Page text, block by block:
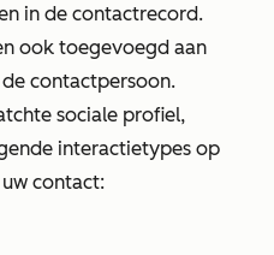
in de contactrecord.
ook toegevoegd aan
contactpersoon.
sociale profiel,
interactietypes op
contact: